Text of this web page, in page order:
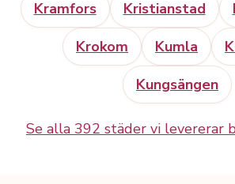
Kramfors
Kristianstad
Krokom
Kumla
Kungsängen
Se alla 392 städer vi